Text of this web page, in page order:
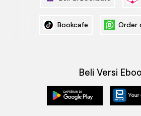
Bookcafe Order
Beli Versi